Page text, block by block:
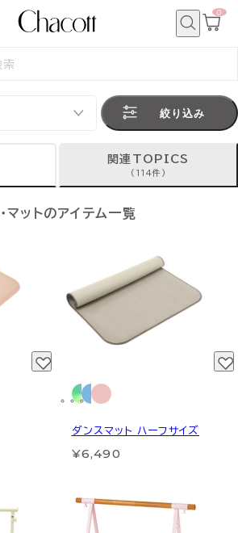
カ
0
絞り込み
関連TOPICS
(114件)
マットのアイテム一覧
ダンスマット ハーフサイズ
¥6,490